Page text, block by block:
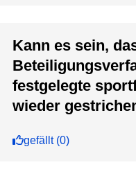
Kann es sein,
festgelegte
wieder
gefällt(0)